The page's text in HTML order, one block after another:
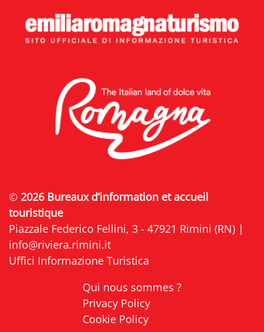
© 2026 Bureaux d’information et accueil
touristique
Piazzale Federico Fellini, 3 - 47921 Rimini (RN) |
info@riviera.rimini.it
Uffici Informazione Turistica
Qui nous sommes ?
Privacy Policy
Cookie Policy